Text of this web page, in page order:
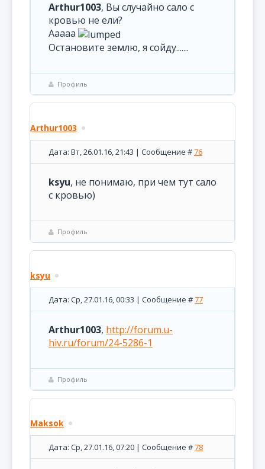
Arthur1003, Вы случайно сало с
кровью не ели?
Ааааа
Остановите землю, я сойду.......
Профиль
Arthur1003
Дата: Вт, 26.01.16, 21:43 | Сообщение #76
ksyu, не понимаю, при чем тут сало
с кровью)
Профиль
ksyu
Дата: Ср, 27.01.16, 00:33 | Сообщение #77
Arthur1003, http://forum.u-
hiv.ru/forum/24-5286-1
Профиль
Maksok
Дата: Ср, 27.01.16, 07:20 | Сообщение #78